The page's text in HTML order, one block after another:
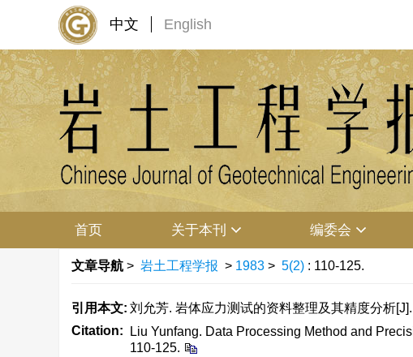
中文 English
首页 关于本刊 编委会
文章导航 > 岩土工程学报 > 1983 > 5(2) : 110-125.
引用本文: 刘允芳. 岩体应力测试的资料整理及其精度分析
Citation:
Liu Yunfang. Data Processing Method and
110-125.